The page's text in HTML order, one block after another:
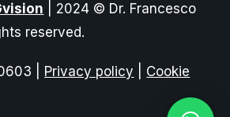
| 2024 © Dr. Francesco
reserved.
| Privacy policy
Cookie